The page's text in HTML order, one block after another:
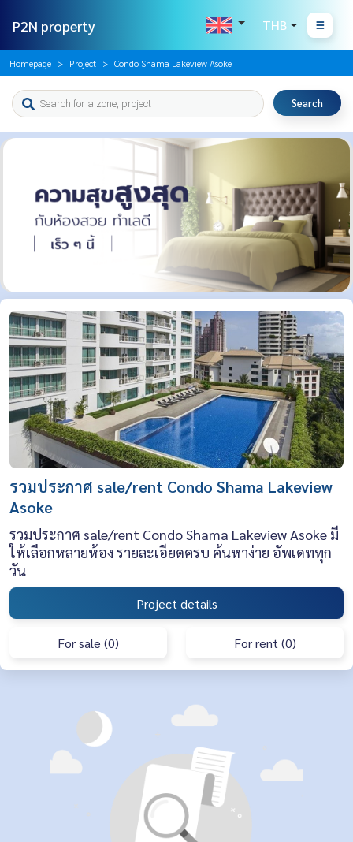
P2N property THB
Homepage Project Condo Shama Lakeview Asoke
Search
รวมประกาศ sale/rent Condo Shama Lakeview
Asoke
รวมประกาศ sale/rent Condo Shama Lakeview Asoke มี
ให้เลือกหลายห้อง รายละเอียดครบ ค้นหาง่าย อัพเดททุก
วัน
Project details
For sale (0) For rent (0)